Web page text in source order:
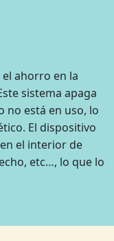
el ahorro en la
sistema apaga
no está en uso, lo
El dispositivo
el interior de
etc…, lo que lo